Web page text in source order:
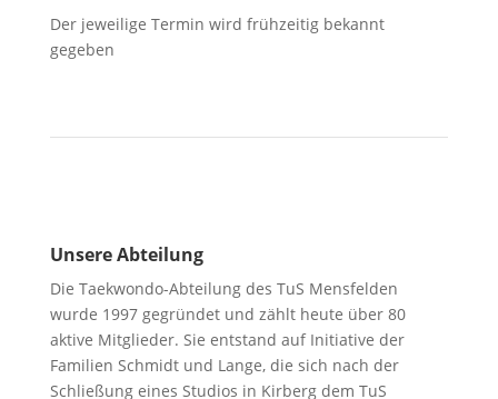
Der jeweilige Termin wird frühzeitig bekannt
gegeben
Unsere Abteilung
Die Taekwondo-Abteilung des TuS Mensfelden
wurde 1997 gegründet und zählt heute über 80
aktive Mitglieder. Sie entstand auf Initiative der
Familien Schmidt und Lange, die sich nach der
Schließung eines Studios in Kirberg dem TuS